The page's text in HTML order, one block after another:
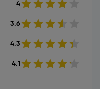
4
3.6
4.3
4.1